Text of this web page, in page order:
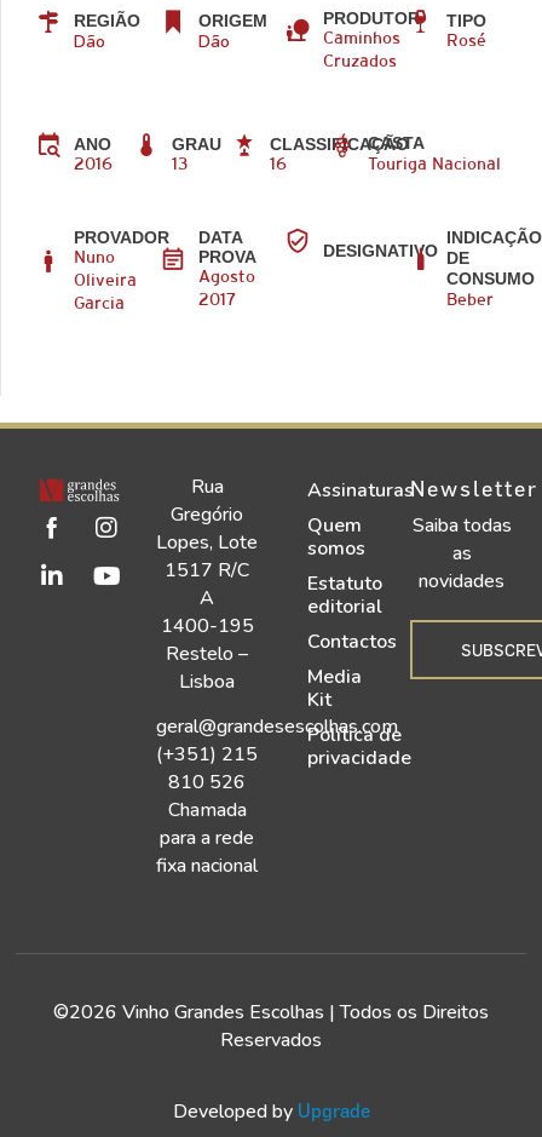
REGIÃO
Dão
ORIGEM
Dão
PRODUTOR
Caminhos
Cruzados
TIPO
Rosé
ANO
2016
GRAU
13
CLASSIFICAÇÃO
16
CASTA
Touriga Nacional
PROVADOR
Nuno
Oliveira
Garcia
DATA
PROVA
Agosto
2017
DESIGNATIVO
INDICAÇÃO
DE
CONSUMO
Beber
Rua
Gregório
Lopes, Lote
1517 R/C
A
1400-195
Restelo –
Lisboa
geral@grandesescolhas.com
(+351) 215
810 526
Chamada
para a rede
fixa nacional
Assinaturas
Quem
somos
Estatuto
editorial
Contactos
Media
Kit
Política de
privacidade
Newsletter
Saiba todas
as
novidades
©2026 Vinho Grandes Escolhas | Todos os Direitos
Reservados
Developed by Upgrade